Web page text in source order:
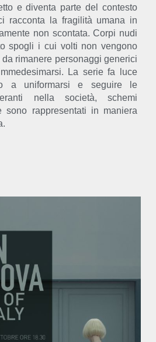
e diventa parte del contesto
racconta la fragilità umana in
non scontata. Corpi nudi
spogli i cui volti non vengono
rimanere personaggi generici
La serie fa luce
a uniformarsi e seguire le
nella società, schemi
sono rappresentati in maniera